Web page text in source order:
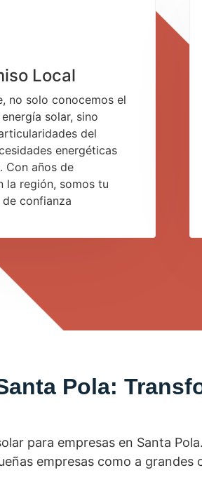
Local
no solo conocemos el
solar, sino
del
energéticas
Con años de
la región, somos tu
confianza
Pola:
para empresas en Santa
empresas como a grandes